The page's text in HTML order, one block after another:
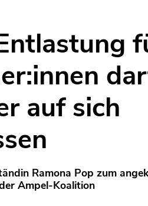
auf sich
Ramona Pop zum
Ampel-Koalition